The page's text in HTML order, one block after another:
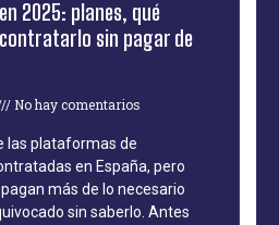
2025: planes, qué
sin pagar de
No hay comentarios
las plataformas de
en España, pero
más de lo necesario
sin saberlo. Antes